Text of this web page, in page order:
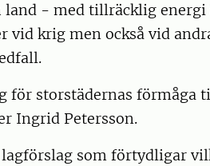
- med tillräcklig energi
vid krig men också vid
för storstädernas förmåga
Ingrid Petersson.
som förtydligar